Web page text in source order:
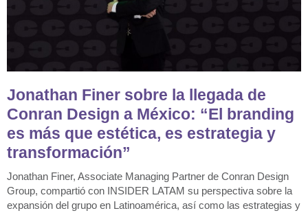
Jonathan Finer sobre la llegada de
Conran Design a México: “El branding
es más que estética, es estrategia y
transformación”
Jonathan Finer, Associate Managing Partner de Conran Design
Group, compartió con INSIDER LATAM su perspectiva sobre la
expansión del grupo en Latinoamérica, así como las estrategias y